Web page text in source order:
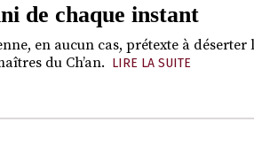
de chaque instant
en aucun cas, prétexte à déserter
du Ch’an. LIRE LA SUITE